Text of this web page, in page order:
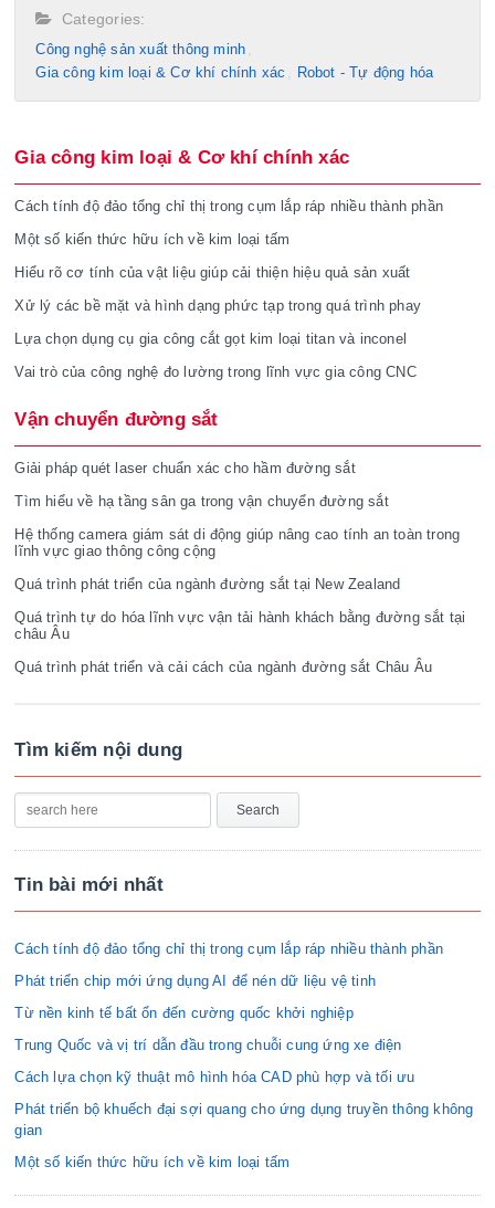
Categories:
Công nghệ sản xuất thông minh
Gia công kim loại & Cơ khí chính xác
Robot - Tự động hóa
Gia công kim loại & Cơ khí chính xác
Cách tính độ đảo tổng chỉ thị trong cụm lắp ráp nhiều thành phần
Một số kiến thức hữu ích về kim loại tấm
Hiểu rõ cơ tính của vật liệu giúp cải thiện hiệu quả sản xuất
Xử lý các bề mặt và hình dạng phức tạp trong quá trình phay
Lựa chọn dụng cụ gia công cắt gọt kim loại titan và inconel
Vai trò của công nghệ đo lường trong lĩnh vực gia công CNC
Vận chuyển đường sắt
Giải pháp quét laser chuẩn xác cho hầm đường sắt
Tìm hiểu về hạ tầng sân ga trong vận chuyển đường sắt
Hệ thống camera giám sát di động giúp nâng cao tính an toàn trong
lĩnh vực giao thông công cộng
Quá trình phát triển của ngành đường sắt tại New Zealand
Quá trình tự do hóa lĩnh vực vận tải hành khách bằng đường sắt tại
châu Âu
Quá trình phát triển và cải cách của ngành đường sắt Châu Âu
Tìm kiếm nội dung
Tin bài mới nhất
Cách tính độ đảo tổng chỉ thị trong cụm lắp ráp nhiều thành phần
Phát triển chip mới ứng dụng AI để nén dữ liệu vệ tinh
Từ nền kinh tế bất ổn đến cường quốc khởi nghiệp
Trung Quốc và vị trí dẫn đầu trong chuỗi cung ứng xe điện
Cách lựa chọn kỹ thuật mô hình hóa CAD phù hợp và tối ưu
Phát triển bộ khuếch đại sợi quang cho ứng dụng truyền thông không
gian
Một số kiến thức hữu ích về kim loại tấm